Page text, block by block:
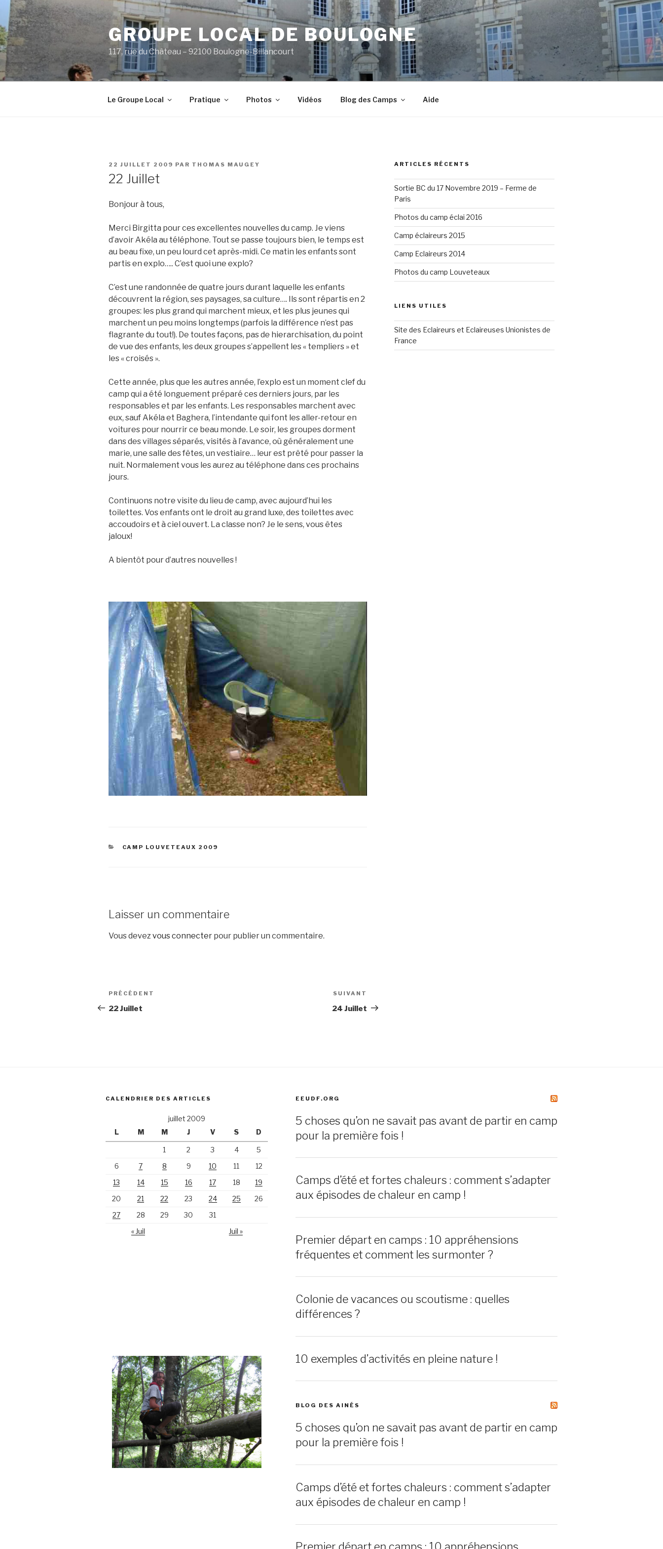
Aller
contenu
principal
GROUPE LOCAL DE BOULOGNE
117, rue du Château – 92100 Boulogne-Billancourt
Le Groupe Local Pratique Photos Vidéos Blog des Camps Aide
PUBLIÉ
22 JUILLET 2009 PAR THOMAS MAUGEY
22 Juillet
Bonjour à tous,
Merci Birgitta pour ces excellentes nouvelles du camp. Je viens
d’avoir Akéla au téléphone. Tout se passe toujours bien, le temps est
au beau fixe, un peu lourd cet après-midi. Ce matin les enfants sont
partis en explo….. C’est quoi une explo?
C’est une randonnée de quatre jours durant laquelle les enfants
découvrent la région, ses paysages, sa culture…. Ils sont répartis en 2
groupes: les plus grand qui marchent mieux, et les plus jeunes qui
marchent un peu moins longtemps (parfois la différence n’est pas
flagrante du tout!). De toutes façons, pas de hierarchisation, du point
de vue des enfants, les deux groupes s’appellent les « templiers » et
les « croisés ».
Cette année, plus que les autres année, l’explo est un moment clef du
camp qui a été longuement préparé ces derniers jours, par les
responsables et par les enfants. Les responsables marchent avec
eux, sauf Akéla et Baghera, l’intendante qui font les aller-retour en
voitures pour nourrir ce beau monde. Le soir, les groupes dorment
dans des villages séparés, visités à l’avance, où généralement une
marie, une salle des fêtes, un vestiaire… leur est prêté pour passer la
nuit. Normalement vous les aurez au téléphone dans ces prochains
jours.
Continuons notre visite du lieu de camp, avec aujourd’hui les
toilettes. Vos enfants ont le droit au grand luxe, des toilettes avec
accoudoirs et à ciel ouvert. La classe non? Je le sens, vous êtes
jaloux!
A bientôt pour d’autres nouvelles !
CATÉGORIES
CAMP LOUVETEAUX 2009
Laisser un commentaire
Vous devez vous connecter pour publier un commentaire.
Navigation
de
Article
précédent
PRÉCÉDENT
22 Juillet
suivant
SUIVANT
24 Juillet
ARTICLES RÉCENTS
Sortie BC du 17 Novembre 2019 – Ferme de
Paris
Photos du camp éclai 2016
Camp éclaireurs 2015
Camp Eclaireurs 2014
Photos du camp Louveteaux
LIENS UTILES
Site des Eclaireurs et Eclaireuses Unionistes de
France
CALENDRIER DES ARTICLES
juillet 2009
L
M M J V S D
1 2 3 4
5
6
7 8 9 10 11
12
13
14 15 16 17 18
19
20
21 22 23 24 25
26
27
28 29 30
31
« Juil
Juil »
EEUDF.ORG
5 choses qu’on ne savait pas avant de partir en camp
pour la première fois !
Camps d’été et fortes chaleurs : comment s’adapter
aux épisodes de chaleur en camp !
Premier départ en camps : 10 appréhensions
fréquentes et comment les surmonter ?
Colonie de vacances ou scoutisme : quelles
différences ?
10 exemples d’activités en pleine nature !
BLOG DES AINÉS
5 choses qu’on ne savait pas avant de partir en camp
pour la première fois !
Camps d’été et fortes chaleurs : comment s’adapter
aux épisodes de chaleur en camp !